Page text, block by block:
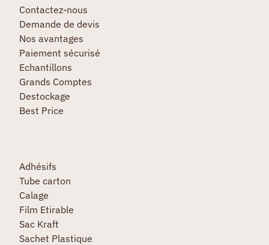
Contactez-nous
Demande de devis
Nos avantages
Paiement sécurisé
Echantillons
Grands Comptes
Destockage
Best Price
Adhésifs
Tube carton
Calage
Film Etirable
Sac Kraft
Sachet Plastique